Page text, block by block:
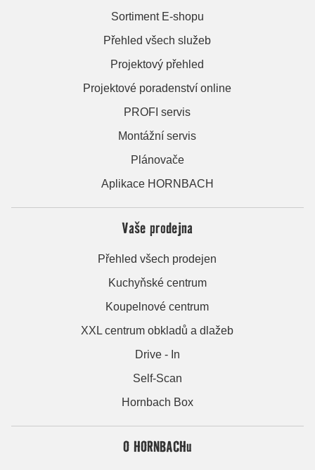
Sortiment E-shopu
Přehled všech služeb
Projektový přehled
Projektové poradenství online
PROFI servis
Montážní servis
Plánovače
Aplikace HORNBACH
Vaše prodejna
Přehled všech prodejen
Kuchyňské centrum
Koupelnové centrum
XXL centrum obkladů a dlažeb
Drive - In
Self-Scan
Hornbach Box
O HORNBACHu